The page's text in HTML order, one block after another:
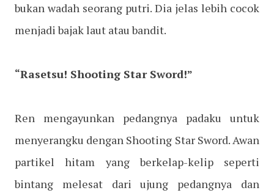
bukan wadah seorang putri. Dia jelas lebih cocok
menjadi bajak laut atau bandit.
“Rasetsu! Shooting Star Sword!”
Ren mengayunkan pedangnya padaku untuk
menyerangku dengan Shooting Star Sword. Awan
partikel hitam yang berkelap-kelip seperti
bintang melesat dari ujung pedangnya dan